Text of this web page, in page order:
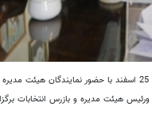
به گزارش سایت خانه موسیقی، مجمع عمومی عادی سالیانه خانه موسیقی عصر یکشنبه 25
هیئت مدیره و بازرس انتخابات